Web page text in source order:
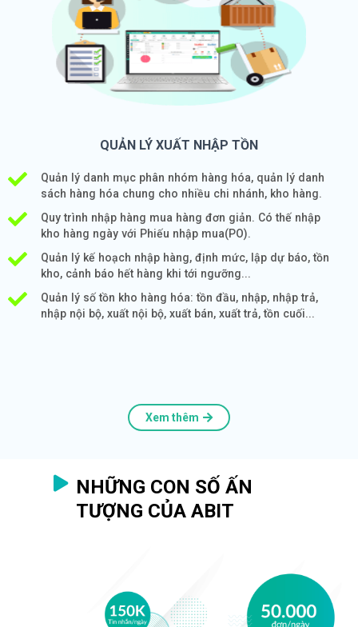
QUẢN LÝ XUẤT NHẬP TỒN
Quản lý danh mục phân nhóm hàng hóa, quản lý danh
sách hàng hóa chung cho nhiều chi nhánh, kho hàng.
Quy trình nhập hàng mua hàng đơn giản. Có thế nhập
kho hàng ngày với Phiếu nhập mua(PO).
Quản lý kế hoạch nhập hàng, định mức, lập dự báo, tồn
kho, cảnh báo hết hàng khi tới ngưỡng...
Quản lý số tồn kho hàng hóa: tồn đầu, nhập, nhập trả,
nhập nội bộ, xuất nội bộ, xuất bán, xuất trả, tồn cuối...
Xem thêm
NHỮNG CON SỐ ẤN
TƯỢNG CỦA ABIT